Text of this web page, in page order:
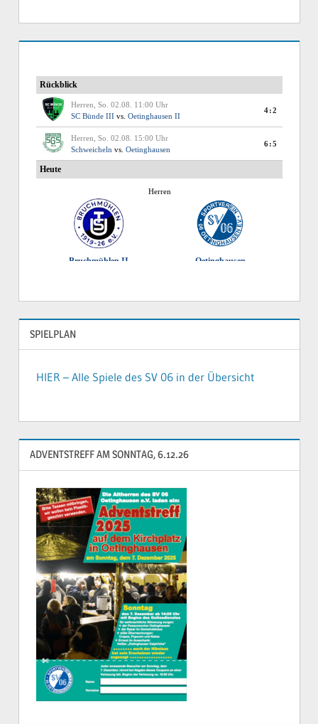
SPIELPLAN
HIER – Alle Spiele des SV 06 in der Übersicht
ADVENTSTREFF AM SONNTAG, 6.12.26